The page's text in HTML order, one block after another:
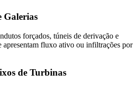
Galerias
forçados, túneis de derivação e
apresentam fluxo ativo ou infiltrações por
de Turbinas